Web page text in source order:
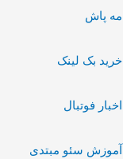
مه پاش
خرید بک لینک
اخبار فوتبال
آموزش سئو مبتدی